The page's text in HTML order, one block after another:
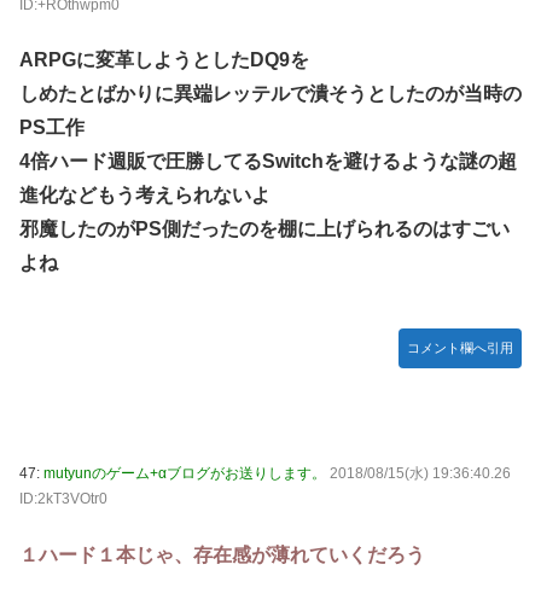
ID:+ROthwpm0
ARPGに変革しようとしたDQ9を
しめたとばかりに異端レッテルで潰そうとしたのが当時の
PS工作
4倍ハード週販で圧勝してるSwitchを避けるような謎の超
進化などもう考えられないよ
邪魔したのがPS側だったのを棚に上げられるのはすごい
よね
コメント欄へ引用
47: mutyunのゲーム+αブログがお送りします。
2018/08/15(水) 19:36:40.26
ID:2kT3VOtr0
１ハード１本じゃ、存在感が薄れていくだろう